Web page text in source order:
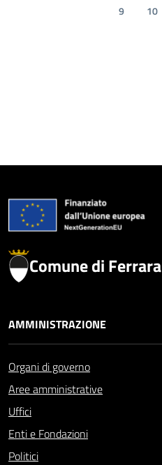
9
10
Comune di Ferrara
AMMINISTRAZIONE
Organi di governo
Aree amministrative
Uffici
Enti e Fondazioni
Politici